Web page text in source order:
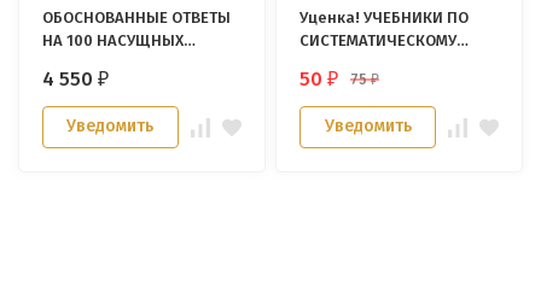
ОБОСНОВАННЫЕ ОТВЕТЫ
НА 100 НАСУЩНЫХ
НАУКЕ. Т. Мортенсон, Р.
Паттерсон, Б. Ходж, Д.
Пардом и другие
4 550₽
Уведомить
Уценка! УЧЕБНИКИ ПО
СИСТЕМАТИЧЕСКОМУ
ЗЕМЛИ. Терри Мортенсон
50₽ 75₽
Уведомить